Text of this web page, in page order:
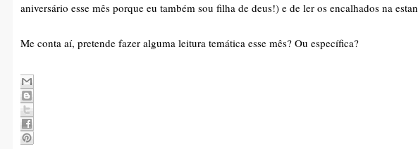
aniversário esse mês porque eu também sou filha de deus!) e de ler os encalhados na
Me conta aí, pretende fazer alguma leitura temática esse mês? Ou específica?